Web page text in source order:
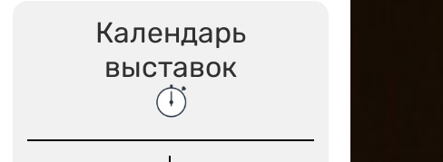
Календарь
выставок